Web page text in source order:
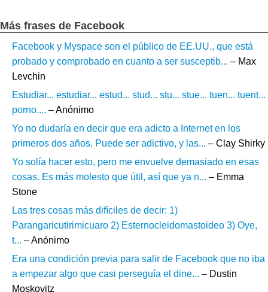
Más frases de Facebook
Facebook y Myspace son el público de EE.UU., que está
probado y comprobado en cuanto a ser susceptib... – Max
Levchin
Estudiar... estudiar... estud... stud... stu... stue... tuen... tuent...
porno.... – Anónimo
Yo no dudaría en decir que era adicto a Internet en los
primeros dos años. Puede ser adictivo, y las... – Clay Shirky
Yo solía hacer esto, pero me envuelve demasiado en esas
cosas. Es más molesto que útil, así que ya n... – Emma
Stone
Las tres cosas más difíciles de decir: 1)
Parangaricutirimicuaro 2) Esternocleidomastoideo 3) Oye,
t... – Anónimo
Era una condición previa para salir de Facebook que no iba
a empezar algo que casi perseguía el dine... – Dustin
Moskovitz